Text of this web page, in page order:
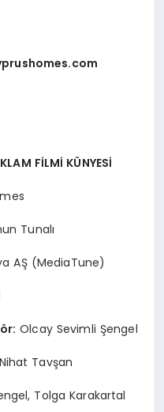
FİLMİ KÜNYESİ
Tunalı
AŞ (MediaTune)
Olcay Sevimli Şengel
Nihat Tavşan
Tolga Karakartal